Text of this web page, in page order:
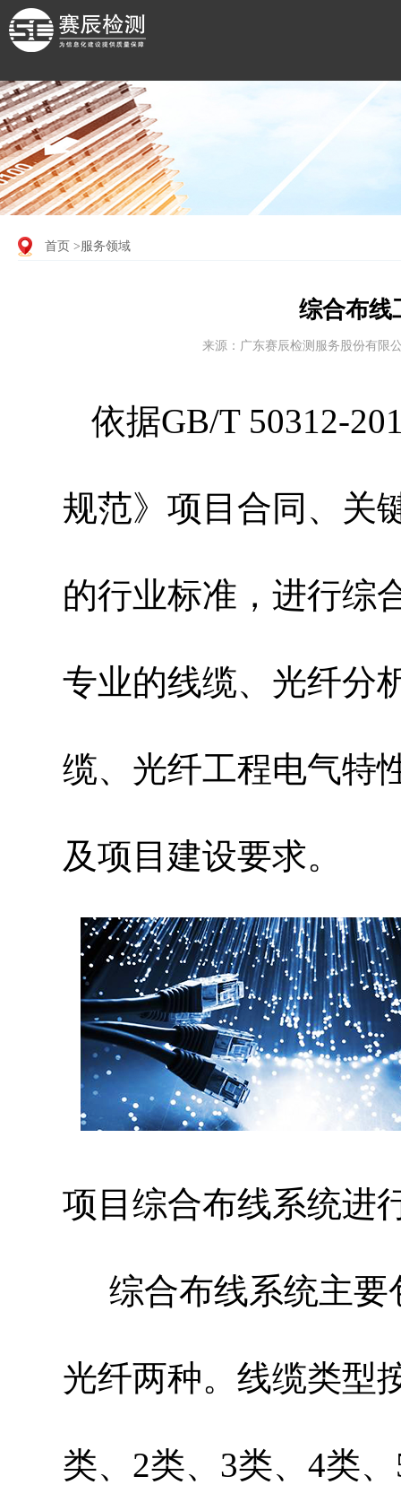
首页 >服务领域
综合布线
来源：广东赛辰检测服务股份有限
依据GB/T 50312-
规范》项目合同、关
的行业标准，进行综
专业的线缆、光纤分
缆、光纤工程电气特
及项目建设要求。
项目综合布线系统进
综合布线系统主
光纤两种。线缆类型
类、2类、3类、4类